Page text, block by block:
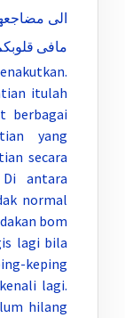
الى
مافى
itulah
berbagai
yang
secara
antara
normal
bom
lagi bila
keping
lagi.
hilang